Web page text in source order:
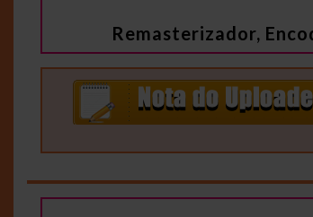
Remasterizador,